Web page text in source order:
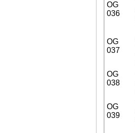
OG
036
OG
037
OG
038
OG
039